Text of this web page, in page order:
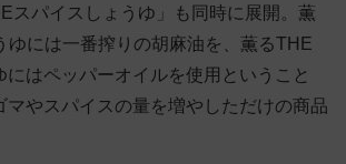
スパイスしょうゆ」も同時に展開。薫
ゆには一番搾りの胡麻油を、薫るTHE
にはペッパーオイルを使用ということ
マやスパイスの量を増やしただけの商品